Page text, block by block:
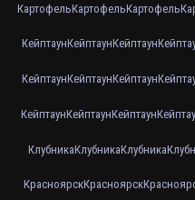
КартофельКартофельКартофель
КейптаунКейптаунКейптаун
КейптаунКейптаунКейптаун
КейптаунКейптаунКейптаун
КлубникаКлубникаКлубника
КрасноярскКрасноярск